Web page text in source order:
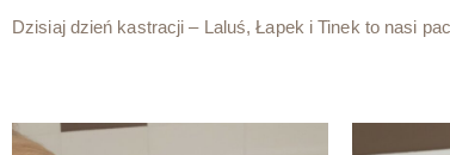
Dzisiaj dzień kastracji – Laluś, Łapek i Tinek to nasi